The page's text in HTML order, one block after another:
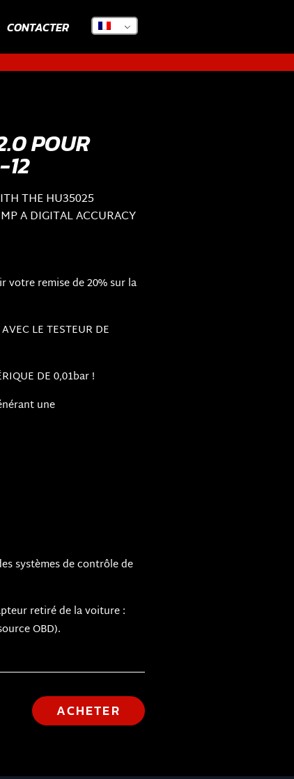
CONTACTER
POUR
12
THE HU35025
A DIGITAL ACCURACY
votre remise de 20% sur la
LE TESTEUR DE
DE 0,01bar !
une
systèmes de contrôle de
retiré de la voiture :
OBD).
ACHETER